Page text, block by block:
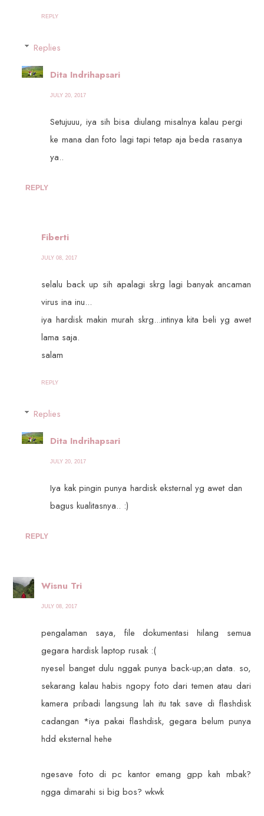
REPLY
Replies
Dita Indrihapsari
JULY 20, 2017
Setujuuu, iya sih bisa diulang misalnya kalau pergi
ke mana dan foto lagi tapi tetap aja beda rasanya
ya..
REPLY
Fiberti
JULY 08, 2017
selalu back up sih apalagi skrg lagi banyak ancaman
virus ina inu...
iya hardisk makin murah skrg...intinya kita beli yg awet
lama saja.
salam
REPLY
Replies
Dita Indrihapsari
JULY 20, 2017
Iya kak pingin punya hardisk eksternal yg awet dan
bagus kualitasnya.. :)
REPLY
Wisnu Tri
JULY 08, 2017
pengalaman saya, file dokumentasi hilang semua
gegara hardisk laptop rusak :(
nyesel banget dulu nggak punya back-up;an data. so,
sekarang kalau habis ngopy foto dari temen atau dari
kamera pribadi langsung lah itu tak save di flashdisk
cadangan *iya pakai flashdisk, gegara belum punya
hdd eksternal hehe
ngesave foto di pc kantor emang gpp kah mbak?
ngga dimarahi si big bos? wkwk